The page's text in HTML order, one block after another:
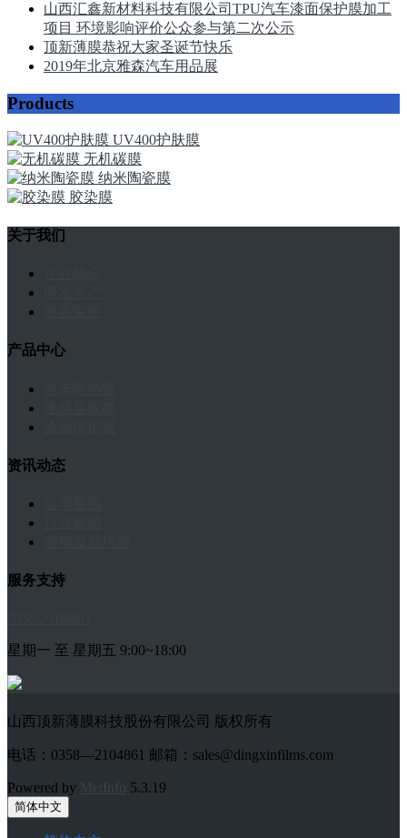
山西汇鑫新材料科技有限公司TPU汽车漆面保护膜加工
项目 环境影响评价公众参与第二次公示
顶新薄膜恭祝大家圣诞节快乐
2019年北京雅森汽车用品展
Products
UV400护肤膜
无机碳膜
纳米陶瓷膜
胶染膜
关于我们
产品中心
资讯动态
服务支持
星期一 至 星期五 9:00~18:00
山西顶新薄膜科技股份有限公司 版权所有
电话：0358—2104861 邮箱：sales@dingxinfilms.com
Powered by MetInfo 5.3.19
简体中文